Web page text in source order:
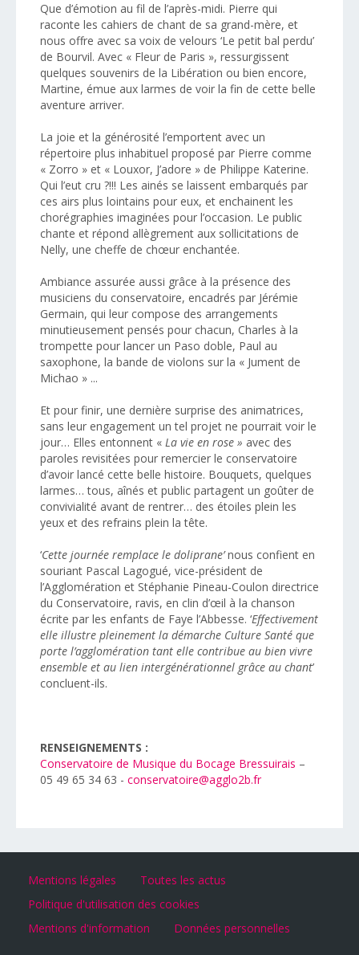
Que d’émotion au fil de l’après-midi. Pierre qui
raconte les cahiers de chant de sa grand-mère, et
nous offre avec sa voix de velours ‘Le petit bal perdu’
de Bourvil. Avec « Fleur de Paris », ressurgissent
quelques souvenirs de la Libération ou bien encore,
Martine, émue aux larmes de voir la fin de cette belle
aventure arriver.
La joie et la générosité l’emportent avec un
répertoire plus inhabituel proposé par Pierre comme
« Zorro » et « Louxor, J’adore » de Philippe Katerine.
Qui l’eut cru ?!!! Les ainés se laissent embarqués par
ces airs plus lointains pour eux, et enchainent les
chorégraphies imaginées pour l’occasion. Le public
chante et répond allègrement aux sollicitations de
Nelly, une cheffe de chœur enchantée.
Ambiance assurée aussi grâce à la présence des
musiciens du conservatoire, encadrés par Jérémie
Germain, qui leur compose des arrangements
minutieusement pensés pour chacun, Charles à la
trompette pour lancer un Paso doble, Paul au
saxophone, la bande de violons sur la « Jument de
Michao » ...
Et pour finir, une dernière surprise des animatrices,
sans leur engagement un tel projet ne pourrait voir le
jour… Elles entonnent « La vie en rose » avec des
paroles revisitées pour remercier le conservatoire
d’avoir lancé cette belle histoire. Bouquets, quelques
larmes… tous, aînés et public partagent un goûter de
convivialité avant de rentrer… des étoiles plein les
yeux et des refrains plein la tête.
‘Cette journée remplace le doliprane’nous confient en
souriant Pascal Lagogué, vice-président de
l’Agglomération et Stéphanie Pineau-Coulon directrice
du Conservatoire, ravis, en clin d’œil à la chanson
écrite par les enfants de Faye l’Abbesse. ‘Effectivement
elle illustre pleinement la démarche Culture Santé que
porte l’agglomération tant elle contribue au bien vivre
ensemble et au lien intergénérationnel grâce au chant’
concluent-ils.
RENSEIGNEMENTS :
Conservatoire de Musique du Bocage Bressuirais –
05 49 65 34 63 - conservatoire@agglo2b.fr
Mentions légales
Toutes les actus
Politique d'utilisation des cookies
Mentions d'information
Données personnelles